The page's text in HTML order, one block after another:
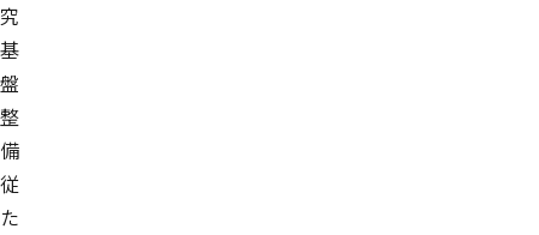
究
基
盤
整
備
従
た